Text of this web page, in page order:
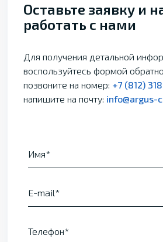
Оставьте заявку и
работать с нами
Для получения детальной
воспользуйтесь формой
позвоните на номер: +7 (812)
напишите на почту: info@argus-
Имя
E-mail
Телефон